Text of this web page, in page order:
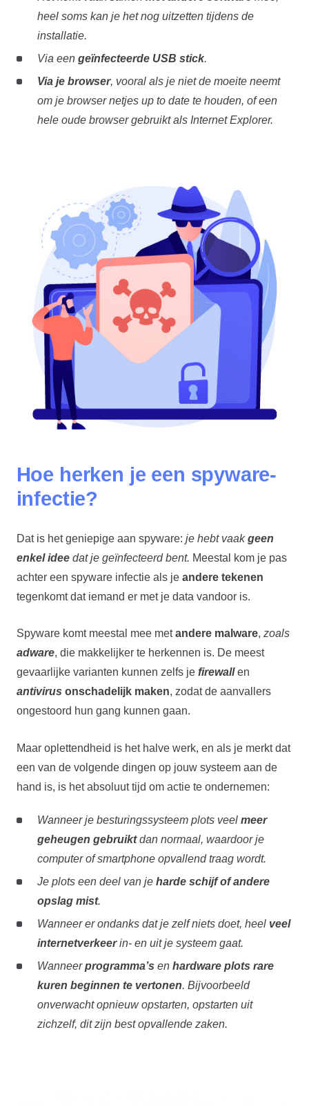
heel soms kan je het nog uitzetten tijdens de
installatie.
Via een geïnfecteerde USB stick.
Via je browser, vooral als je niet de moeite neemt
om je browser netjes up to date te houden, of een
hele oude browser gebruikt als Internet Explorer.
Hoe herken je een spyware-
infectie?
Dat is het geniepige aan spyware: je hebt vaakgeen
enkel ideedat je geïnfecteerd bent. Meestal kom je pas
achter een spyware infectie als je andere tekenen
tegenkomt dat iemand er met je data vandoor is.
Spyware komt meestal mee metandere malware, zoals
adware, die makkelijker te herkennen is. De meest
gevaarlijke varianten kunnen zelfs je firewall en
antivirus onschadelijk maken, zodat de aanvallers
ongestoord hun gang kunnen gaan.
Maar oplettendheid is het halve werk, en als je merkt dat
een van de volgende dingen op jouw systeem aan de
hand is, is het absoluut tijd om actie te ondernemen:
Wanneer je besturingssysteem plots veel meer
geheugen gebruiktdan normaal, waardoor je
computer of smartphone opvallend traag wordt.
Je plots een deel van je harde schijf of andere
opslag mist.
Wanneer er ondanks dat je zelf niets doet, heel veel
internetverkeerin- en uit je systeem gaat.
Wanneerprogramma’s en hardware plots rare
kuren beginnen te vertonen. Bijvoorbeeld
onverwacht opnieuw opstarten, opstarten uit
zichzelf, dit zijn best opvallende zaken.